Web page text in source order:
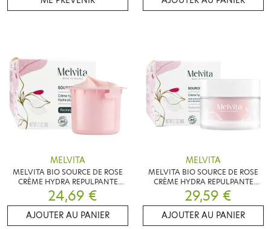
MELVITA
MELVITA BIO SOURCE DE ROSE
CRÈME HYDRA REPULPANTE
RECHARGE 50ML
24,69 €
AJOUTER AU PANIER
MELVITA
MELVITA BIO SOURCE DE ROSE
CRÈME HYDRA REPULPANTE
50ML
29,59 €
AJOUTER AU PANIER